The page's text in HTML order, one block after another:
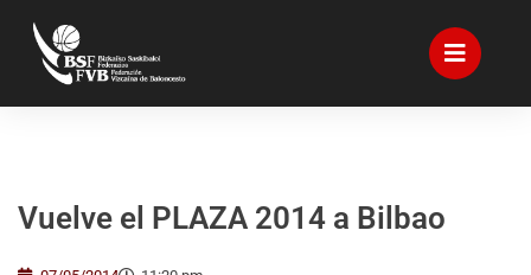
Vuelve el PLAZA 2014 a Bilbao